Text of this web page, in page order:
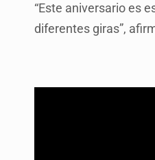
“Este aniversario es
diferentes giras”,